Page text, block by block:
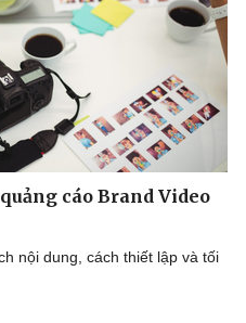
cáo Brand Video
nội dung, cách thiết lập và tối